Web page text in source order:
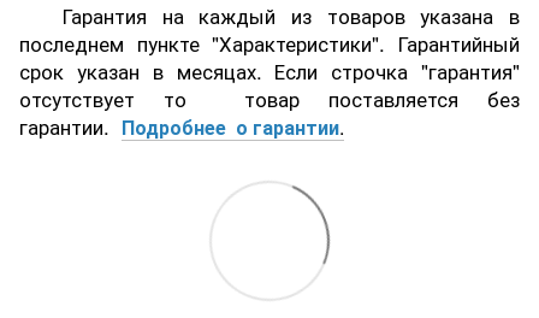
Гарантия на каждый из товаров указана в
последнем пункте "Характеристики". Гарантийный
срок указан в месяцах. Если строчка "гарантия"
отсутствует то товар поставляется без
гарантии. Подробнее о гарантии.